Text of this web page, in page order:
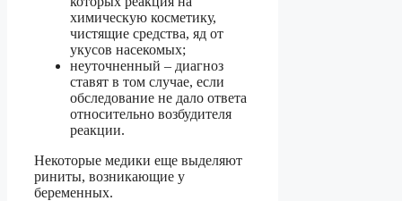
химическую косметику,
чистящие средства, яд от
укусов насекомых;
неуточненный – диагноз
ставят в том случае, если
обследование не дало ответа
относительно возбудителя
реакции.
Некоторые медики еще выделяют
риниты, возникающие у
беременных.